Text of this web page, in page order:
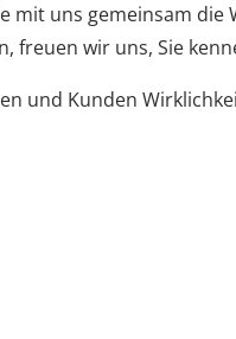
uns gemeinsam die
freuen wir uns, Sie
und Kunden